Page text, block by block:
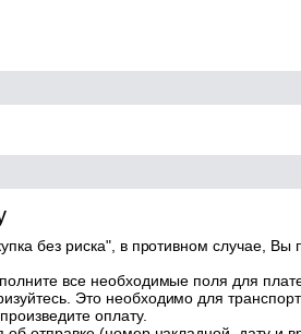
без риска", в противном случае, Вы
все необходимые поля для
Это необходимо для
оплату.